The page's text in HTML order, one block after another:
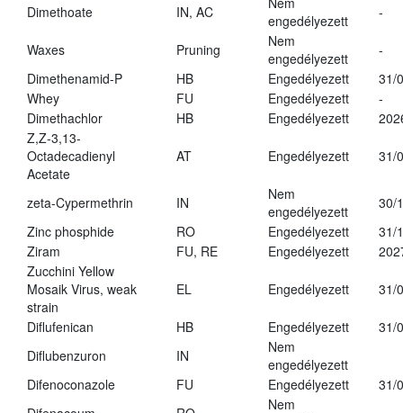
Dimethoate
IN, AC
engedélyezett
-
Waxes Pruning
Nem
engedélyezett
-
Dimethenamid-P
HB Engedélyezett
31/
Whey
FU Engedélyezett
-
Dimethachlor
HB Engedélyezett
Z,Z-3,13-
Octadecadienyl
Acetate
AT Engedélyezett 31/
zeta-Cypermethrin IN
Nem
engedélyezett
30/
Zinc phosphide
RO Engedélyezett
31/
Ziram
FU, RE Engedélyezett
Zucchini Yellow
Mosaik Virus, weak
strain
EL Engedélyezett 31/
Diflufenican HB Engedélyezett
31/
Diflubenzuron
IN
Nem
engedélyezett
Difenoconazole
FU Engedélyezett
31/
Nem